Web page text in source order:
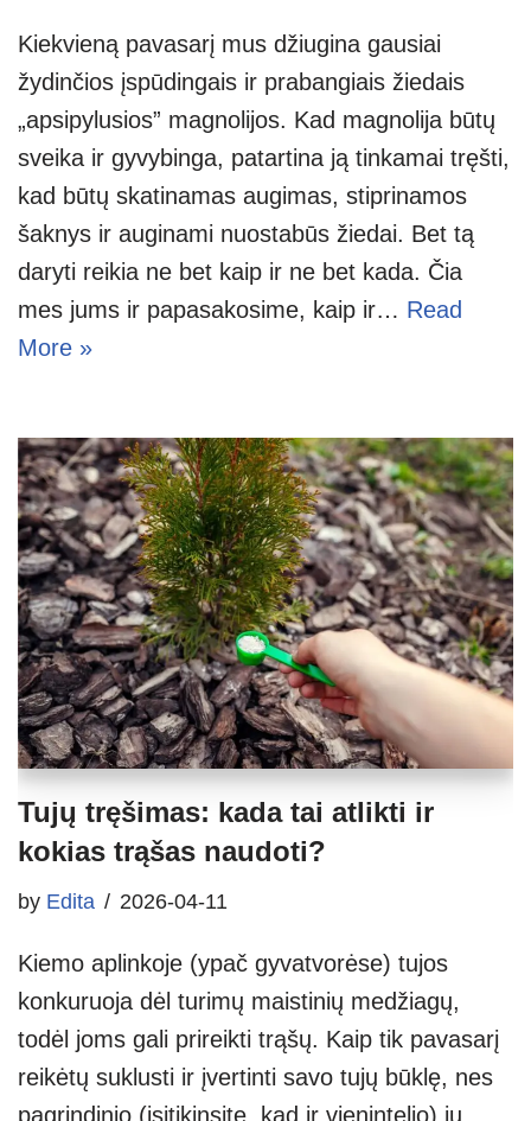
Kiekvieną pavasarį mus džiugina gausiai
žydinčios įspūdingais ir prabangiais žiedais
„apsipylusios” magnolijos. Kad magnolija būtų
sveika ir gyvybinga, patartina ją tinkamai tręšti,
kad būtų skatinamas augimas, stiprinamos
šaknys ir auginami nuostabūs žiedai. Bet tą
daryti reikia ne bet kaip ir ne bet kada. Čia
mes jums ir papasakosime, kaip ir… Read
More »
Tujų tręšimas: kada tai atlikti ir
kokias trąšas naudoti?
by Edita 2026-04-11
Kiemo aplinkoje (ypač gyvatvorėse) tujos
konkuruoja dėl turimų maistinių medžiagų,
todėl joms gali prireikti trąšų. Kaip tik pavasarį
reikėtų suklusti ir įvertinti savo tujų būklę, nes
pagrindinio (įsitikinsite, kad ir vienintelio) jų